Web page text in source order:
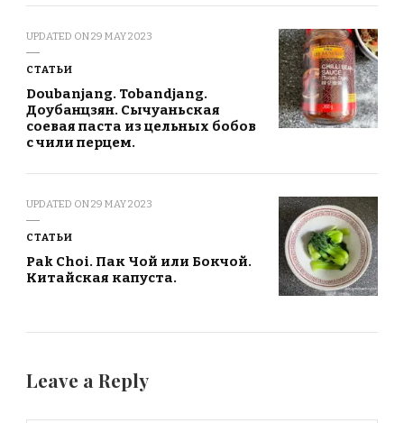
UPDATED ON29 MAY 2023
СТАТЬИ
Doubanjang. Tobandjang.
Доубанцзян. Сычуаньская
соевая паста из цельных бобов
с чили перцем.
UPDATED ON29 MAY 2023
СТАТЬИ
Pak Choi. Пак Чой или Бокчой.
Китайская капуста.
Leave a Reply